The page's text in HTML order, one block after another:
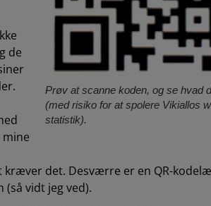
Prøv at scanne koden, og se hvad
(med risiko for at spolere Vikiallos
statistik).
de
mine
det. Desværre er en QR-
vidt jeg ved).